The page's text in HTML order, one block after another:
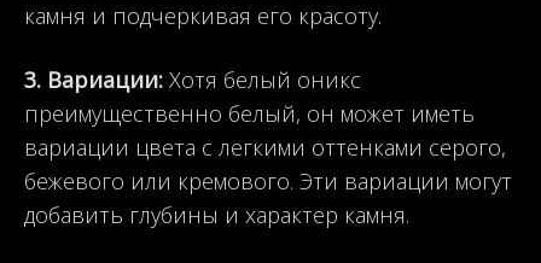
камня и подчеркивая его красоту.
3. Вариации: Хотя белый оникс
преимущественно белый, он может иметь
вариации цвета с легкими оттенками серого,
бежевого или кремового. Эти вариации могут
добавить глубины и характер камня.